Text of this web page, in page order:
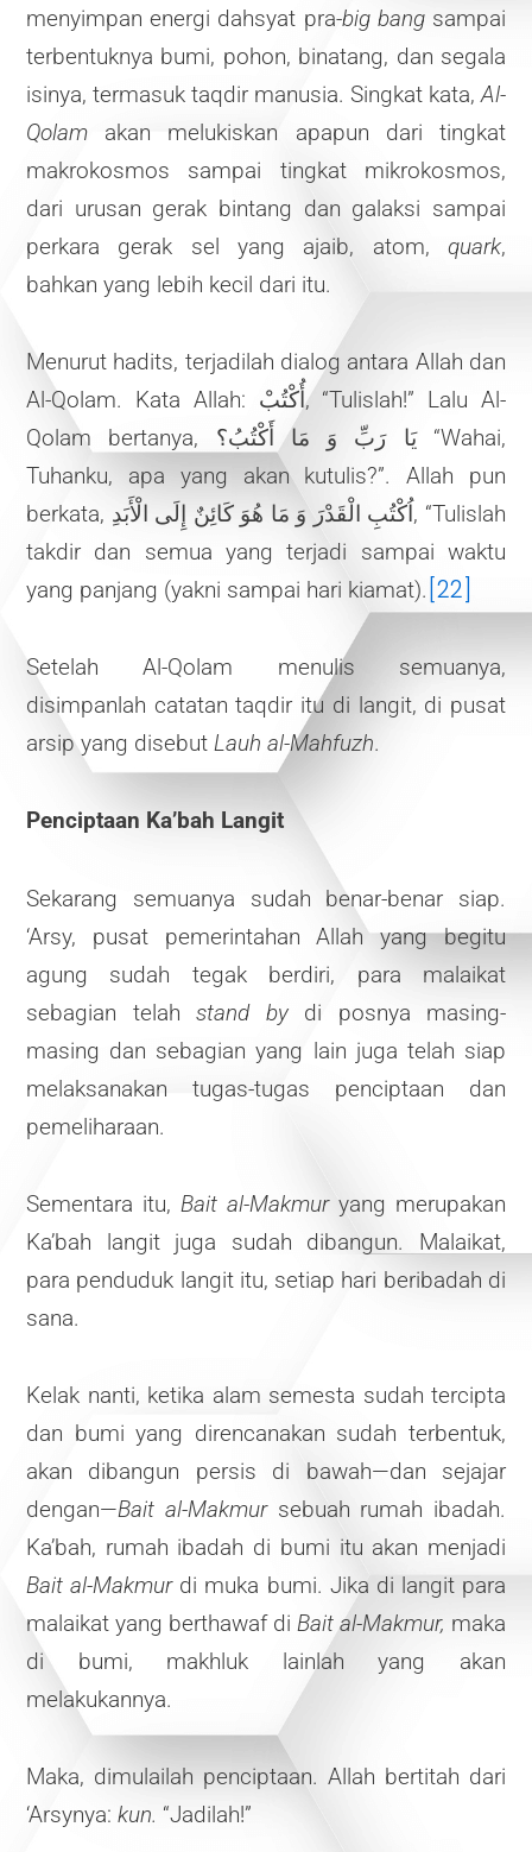
menyimpan energi dahsyat pra-big bang sampai
terbentuknya bumi, pohon, binatang, dan segala
isinya, termasuk taqdir manusia. Singkat kata, Al-
Qolam akan melukiskan apapun dari tingkat
makrokosmos sampai tingkat mikrokosmos,
dari urusan gerak bintang dan galaksi sampai
perkara gerak sel yang ajaib, atom, quark,
bahkan yang lebih kecil dari itu.
Menurut hadits, terjadilah dialog antara Allah dan
Al-Qolam. Kata Allah: أُكْتُبْ, “Tulislah!” Lalu Al-
Qolam bertanya, يَا رَبِّ وَ مَا أَكْتُبُ؟ “Wahai,
Tuhanku, apa yang akan kutulis?”. Allah pun
berkata, اُكْتُبِ الْقَدْرَ وَ مَا هُوَ كَائِنٌ إِلَى الْأَبَدِ, “Tulislah
takdir dan semua yang terjadi sampai waktu
yang panjang (yakni sampai hari kiamat). [22]
Setelah Al-Qolam menulis semuanya,
disimpanlah catatan taqdir itu di langit, di pusat
arsip yang disebut Lauh al-Mahfuzh.
Penciptaan Ka’bah Langit
Sekarang semuanya sudah benar-benar siap.
‘Arsy, pusat pemerintahan Allah yang begitu
agung sudah tegak berdiri, para malaikat
sebagian telah stand by di posnya masing-
masing dan sebagian yang lain juga telah siap
melaksanakan tugas-tugas penciptaan dan
pemeliharaan.
Sementara itu, Bait al-Makmur yang merupakan
Ka’bah langit juga sudah dibangun. Malaikat,
para penduduk langit itu, setiap hari beribadah di
sana.
Kelak nanti, ketika alam semesta sudah tercipta
dan bumi yang direncanakan sudah terbentuk,
akan dibangun persis di bawah—dan sejajar
dengan—Bait al-Makmur sebuah rumah ibadah.
Ka’bah, rumah ibadah di bumi itu akan menjadi
Bait al-Makmur di muka bumi. Jika di langit para
malaikat yang berthawaf di Bait al-Makmur, maka
di bumi, makhluk lainlah yang akan
melakukannya.
Maka, dimulailah penciptaan. Allah bertitah dari
‘Arsynya: kun. “Jadilah!”